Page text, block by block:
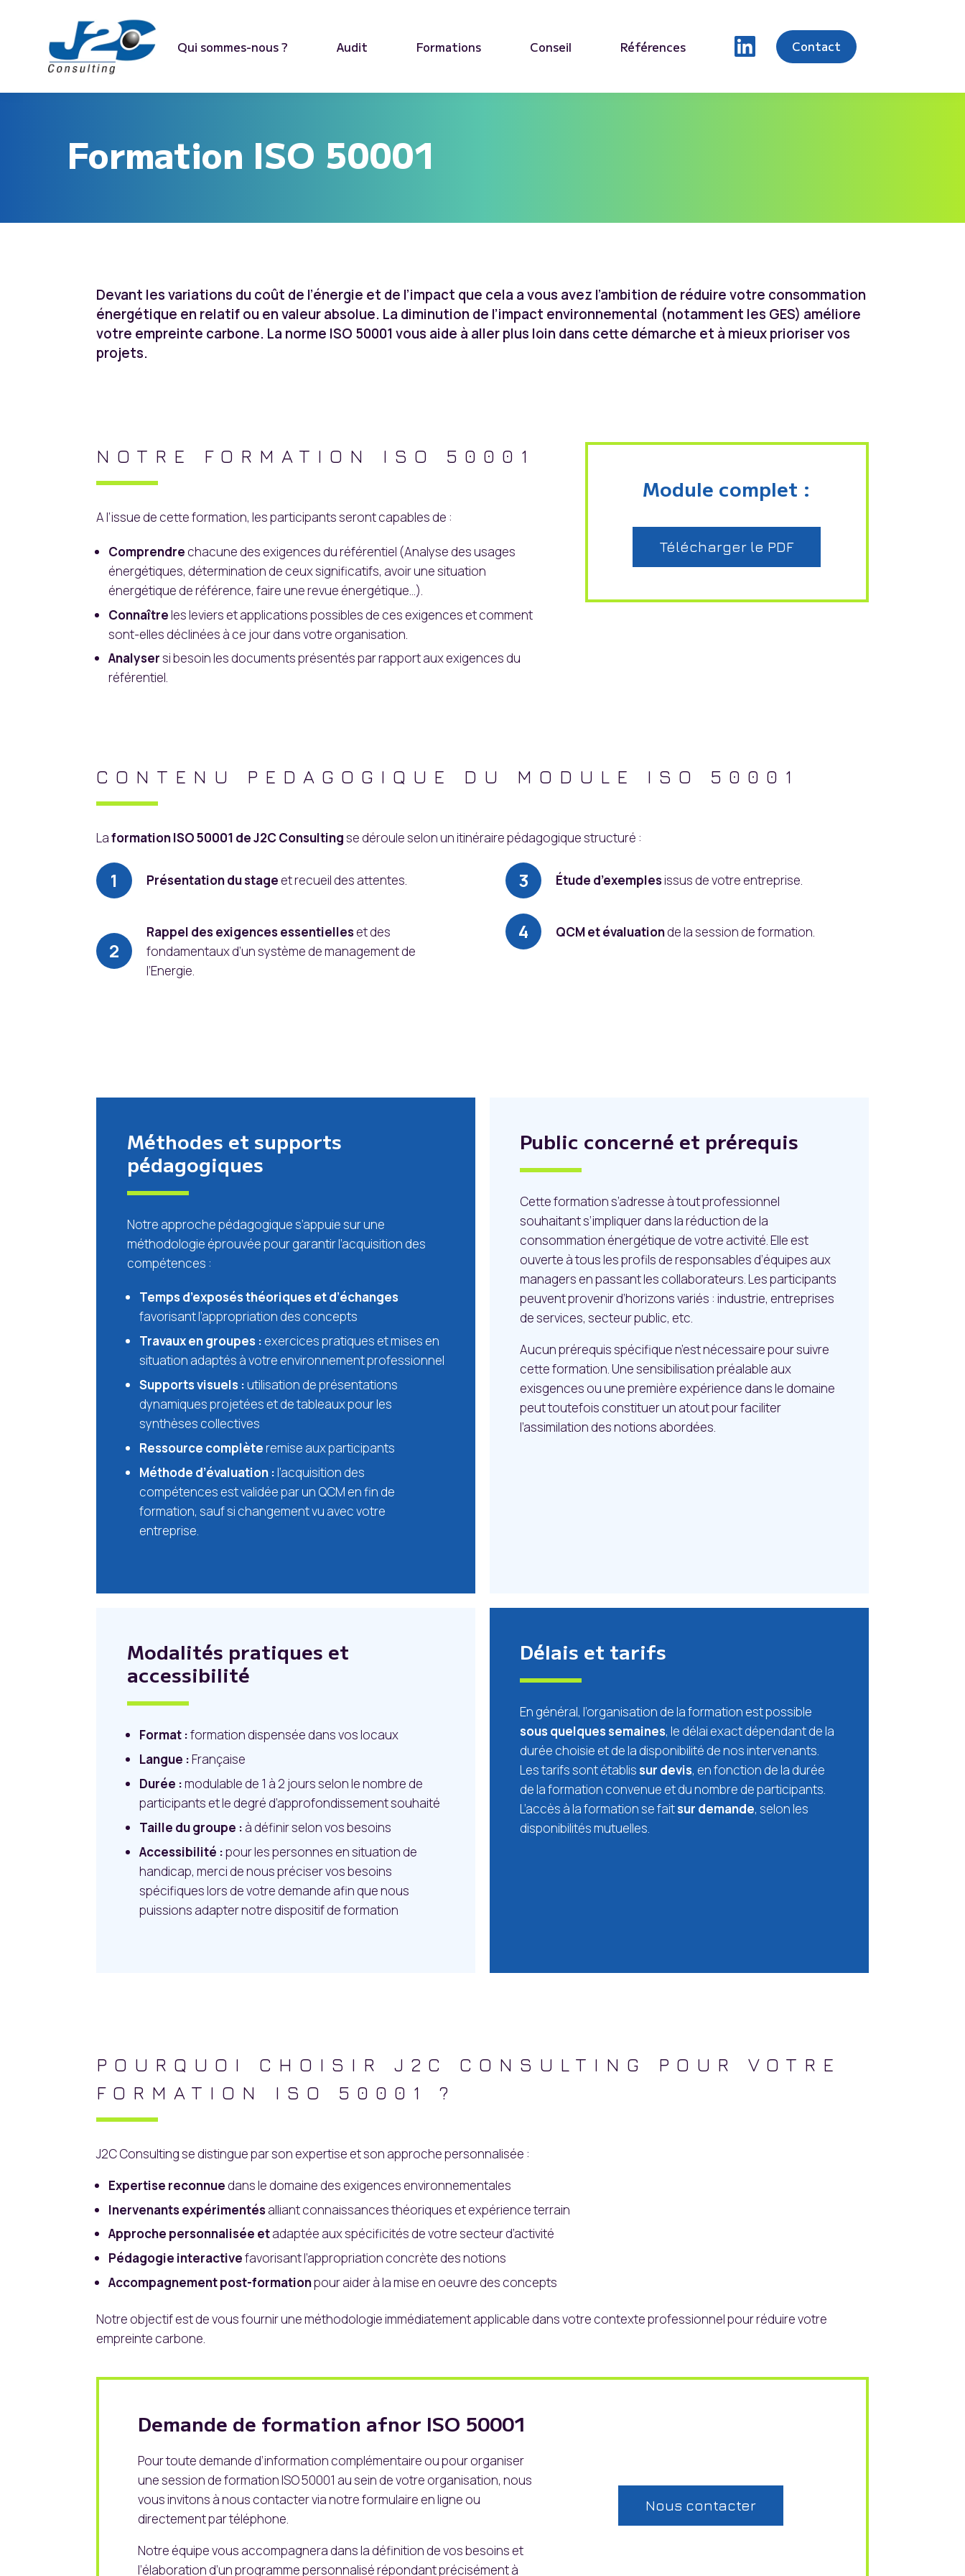
Qui sommes-nous ? Audit Formations Conseil Références Contact
Formation ISO 50001
Devant les variations du coût de l’énergie et de l’impact que cela a vous avez l’ambition de réduire votre consommation
énergétique en relatif ou en valeur absolue. La diminution de l’impact environnemental (notamment les GES) améliore
votre empreinte carbone. La norme ISO 50001 vous aide à aller plus loin dans cette démarche et à mieux prioriser vos
projets.
NOTRE FORMATION ISO 50001
A l’issue de cette formation, les participants seront capables de :
Comprendre chacune des exigences du référentiel (Analyse des usages
énergétiques, détermination de ceux significatifs, avoir une situation
énergétique de référence, faire une revue énergétique…).
Connaîtreles leviers et applications possibles de ces exigences et comment
sont-elles déclinées à ce jour dans votre organisation.
Analysersi besoin les documents présentés par rapport aux exigences du
référentiel.
Module complet :
Télécharger le PDF
CONTENU PEDAGOGIQUE DU MODULE ISO 50001
Laformation ISO 50001 de J2C Consultingse déroule selon un itinéraire pédagogique structuré :
Présentation du stage et recueil des attentes.
Rappel des exigences essentielleset des
fondamentaux d’un système de management de
l’Energie.
Étude d’exemplesissus de votre entreprise.
QCM et évaluationde la session de formation.
Méthodes et supports
pédagogiques
Notre approche pédagogique s’appuie sur une
méthodologie éprouvée pour garantir l’acquisition des
compétences :
Temps d’exposés théoriques et d’échanges
favorisant l’appropriation des concepts
Travaux en groupes : exercices pratiques et mises en
situation adaptés à votre environnement professionnel
Supports visuels :utilisation de présentations
dynamiques projetées et de tableaux pour les
synthèses collectives
Ressource complèteremise aux participants
Méthode d’évaluation :l’acquisition des
compétences est validée par un QCM en fin de
formation, sauf si changement vu avec votre
entreprise.
Public concerné et prérequis
Cette formation s’adresse à tout professionnel
souhaitant s’impliquer dans la réduction de la
consommation énergétique de votre activité. Elle est
ouverte à tous les profils de responsables d’équipes aux
managers en passant les collaborateurs. Les participants
peuvent provenir d’horizons variés : industrie, entreprises
de services, secteur public, etc.
Aucun prérequis spécifique n’est nécessaire pour suivre
cette formation. Une sensibilisation préalable aux
exisgences ou une première expérience dans le domaine
peut toutefois constituer un atout pour faciliter
l’assimilation des notions abordées.
Modalités pratiques et
accessibilité
Format :formation dispensée dans vos locaux
Langue :Française
Durée :modulable de 1 à 2 jours selon le nombre de
participants et le degré d’approfondissement souhaité
Taille du groupe : à définir selon vos besoins
Accessibilité :pour les personnes en situation de
handicap, merci de nous préciser vos besoins
spécifiques lors de votre demande afin que nous
puissions adapter notre dispositif de formation
Délais et tarifs
En général, l’organisation de la formation est possible
sous quelques semaines, le délai exact dépendant de la
durée choisie et de la disponibilité de nos intervenants.
Les tarifs sont établissur devis, en fonction de la durée
de la formation convenue et du nombre de participants.
L’accès à la formation se faitsur demande, selon les
disponibilités mutuelles.
POURQUOI CHOISIR J2C CONSULTING POUR VOTRE
FORMATION ISO 50001 ?
J2C Consulting se distingue par son expertise et son approche personnalisée :
Expertise reconnue dans le domaine des exigences environnementales
Inervenants expérimentésalliant connaissances théoriques et expérience terrain
Approche personnalisée etadaptée aux spécificités de votre secteur d’activité
Pédagogie interactivefavorisant l’appropriation concrète des notions
Accompagnement post-formationpour aider à la mise en oeuvre des concepts
Notre objectif est de vous fournir une méthodologie immédiatement applicable dans votre contexte professionnel pour réduire votre
empreinte carbone.
Demande de formation afnor ISO 50001
Pour toute demande d’information complémentaire ou pour organiser
une session de formation ISO 50001 au sein de votre organisation, nous
vous invitons à nous contacter via notre formulaire en ligne ou
directement par téléphone.
Notre équipe vous accompagnera dans la définition de vos besoins et
l’élaboration d’un programme personnalisé répondant précisément à
Nous contacter